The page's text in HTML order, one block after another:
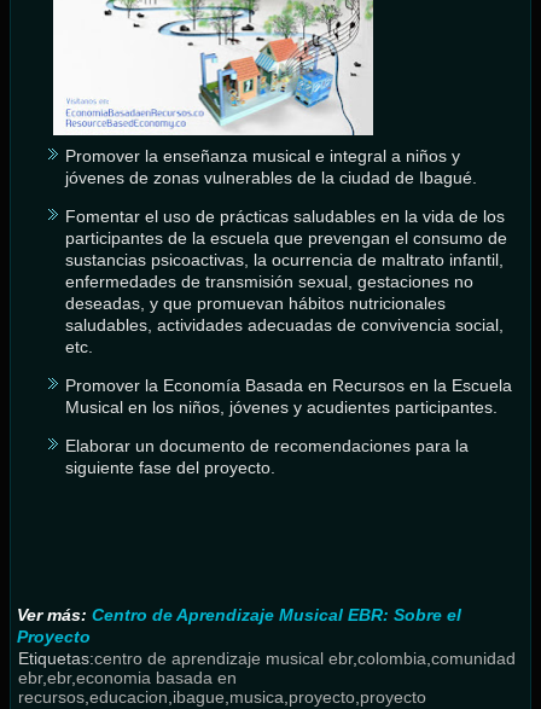
Promover la enseñanza musical e integral a niños y
jóvenes de zonas vulnerables de la ciudad de Ibagué.
Fomentar el uso de prácticas saludables en la vida de los
participantes de la escuela que prevengan el consumo de
sustancias psicoactivas, la ocurrencia de maltrato infantil,
enfermedades de transmisión sexual, gestaciones no
deseadas, y que promuevan hábitos nutricionales
saludables, actividades adecuadas de convivencia social,
etc.
Promover la Economía Basada en Recursos en la Escuela
Musical en los niños, jóvenes y acudientes participantes.
Elaborar un documento de recomendaciones para la
siguiente fase del proyecto.
Ver más:Centro de Aprendizaje Musical EBR: Sobre el
Proyecto
Etiquetas:centro de aprendizaje musical ebr,colombia ,comunidad
ebr,ebr,economia basada en
recursos ,educacion ibague musica proyecto proyecto